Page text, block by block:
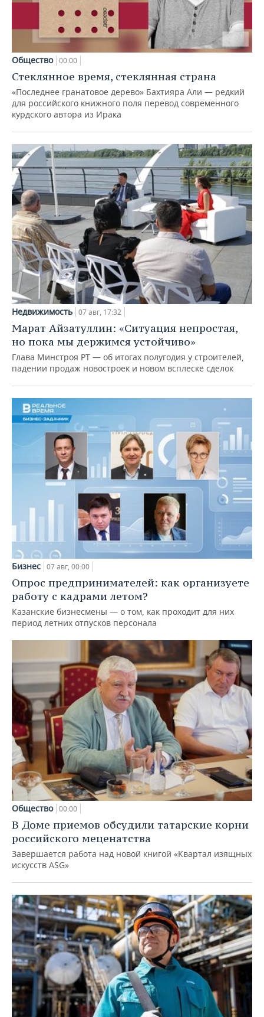
Общество 00:00
Стеклянное время, стеклянная страна
«Последнее гранатовое дерево» Бахтияра Али — редкий
для российского книжного поля перевод современного
курдского автора из Ирака
Недвижимость 07 авг, 17:32
Марат Айзатуллин: «Ситуация непростая,
но пока мы держимся устойчиво»
Глава Минстроя РТ — об итогах полугодия у строителей,
падении продаж новостроек и новом всплеске сделок
Бизнес 07 авг, 00:00
Опрос предпринимателей: как организуете
работу с кадрами летом?
Казанские бизнесмены — о том, как проходит для них
период летних отпусков персонала
Общество 00:00
В Доме приемов обсудили татарские корни
российского меценатства
Завершается работа над новой книгой «Квартал изящных
искусств ASG»